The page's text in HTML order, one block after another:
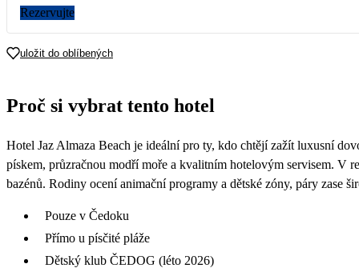
Rezervujte
uložit do oblíbených
Proč si vybrat tento hotel
Hotel Jaz Almaza Beach je ideální pro ty, kdo chtějí zažít luxusní
pískem, průzračnou modří moře a kvalitním hotelovým servisem. V
bazénů. Rodiny ocení animační programy a dětské zóny, páry zase
Pouze v Čedoku
Přímo u písčité pláže
Dětský klub ČEDOG (léto 2026)